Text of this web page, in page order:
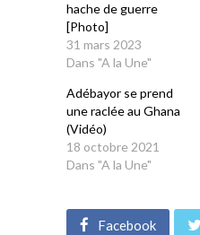
hache de guerre
[Photo]
31 mars 2023
Dans "A la Une"
Adébayor se prend
une raclée au Ghana
(Vidéo)
18 octobre 2021
Dans "A la Une"
Facebook